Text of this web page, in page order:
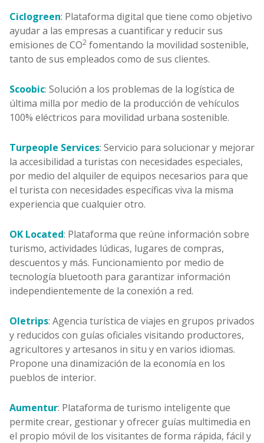
Ciclogreen: Plataforma digital que tiene como objetivo
ayudar a las empresas a cuantificar y reducir sus
emisiones de CO2 fomentando la movilidad sostenible,
tanto de sus empleados como de sus clientes.
Scoobic: Solución a los problemas de la logística de
última milla por medio de la producción de vehículos
100% eléctricos para movilidad urbana sostenible.
Turpeople Services: Servicio para solucionar y mejorar
la accesibilidad a turistas con necesidades especiales,
por medio del alquiler de equipos necesarios para que
el turista con necesidades específicas viva la misma
experiencia que cualquier otro.
OK Located: Plataforma que reúne información sobre
turismo, actividades lúdicas, lugares de compras,
descuentos y más. Funcionamiento por medio de
tecnología bluetooth para garantizar información
independientemente de la conexión a red.
Oletrips: Agencia turística de viajes en grupos privados
y reducidos con guías oficiales visitando productores,
agricultores y artesanos in situ y en varios idiomas.
Propone una dinamización de la economía en los
pueblos de interior.
Aumentur: Plataforma de turismo inteligente que
permite crear, gestionar y ofrecer guías multimedia en
el propio móvil de los visitantes de forma rápida, fácil y